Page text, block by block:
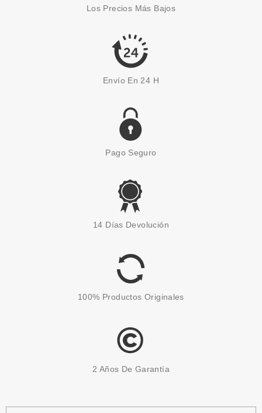
JABON 40 ML SET REGALO
89.95€
CAROLINA HERRERA
GIRL EDP 200 ML RECARGA
121.99€
Los Precios Más Bajos
Envío En 24 H
Pago Seguro
14 Días Devolución
100% Productos Originales
2 Años De Garantía